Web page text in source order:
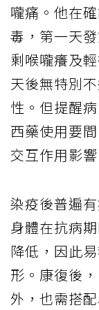
嚨痛。他在
毒，第一天
剩喉嚨癢及
天後無特別
性。但提醒
西藥使用要
交互作用影響
染疫後普遍
身體在抗病
降低，因此
形。康復後
外，也需搭